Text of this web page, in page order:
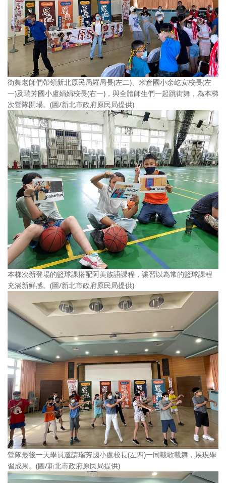
街舞老師們帶領新北原民局羅局長(左二)、米倉國小余屹安校長(左
一)及瑞芳國小盧娟娟校長(右一)，與全體師生們一起跳街舞，為本梯
次營隊開場。(圖/新北市政府原民局提供)
本梯次新登場的籃球課搭配阿美族語課程，讓習以為常的籃球課程
充滿新鮮感。(圖/新北市政府原民局提供)
營隊最後一天學員邀請瑞芳國小盧校長(左四)一同載歌載舞，展現學
習成果。(圖/新北市政府原民局提供)